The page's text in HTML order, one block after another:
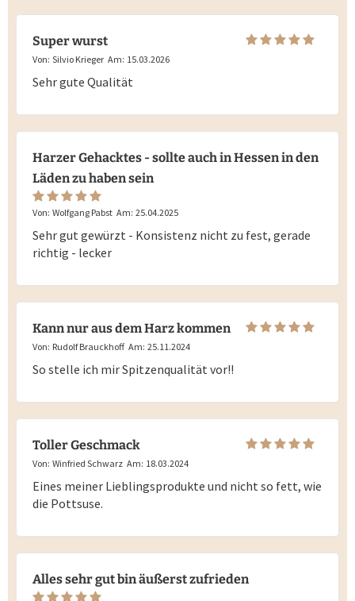
Super wurst
Von: Silvio Krieger Am: 15.03.2026
Sehr gute Qualität
Harzer Gehacktes - sollte auch in Hessen in den
Läden zu haben sein
Von: Wolfgang Pabst Am: 25.04.2025
Sehr gut gewürzt - Konsistenz nicht zu fest, gerade
richtig - lecker
Kann nur aus dem Harz kommen
Von: Rudolf Brauckhoff Am: 25.11.2024
So stelle ich mir Spitzenqualität vor!!
Toller Geschmack
Von: Winfried Schwarz Am: 18.03.2024
Eines meiner Lieblingsprodukte und nicht so fett, wie
die Pottsuse.
Alles sehr gut bin äußerst zufrieden